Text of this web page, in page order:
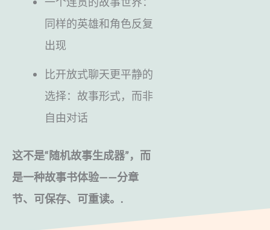
同样的英雄和角色反复
出现
比开放式聊天更平静的
选择：故事形式，而非
自由对话
这不是“随机故事生成器”，而
是一种故事书体验——分章
节、可保存、可重读。.